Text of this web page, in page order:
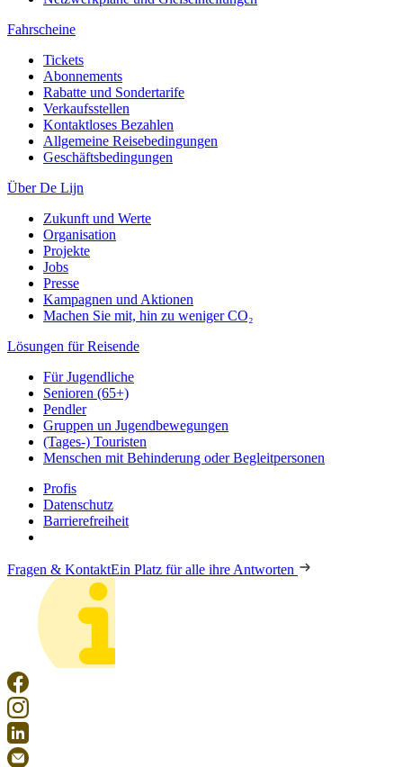
Fahrscheine
Tickets
Abonnements
Rabatte und Sondertarife
Verkaufsstellen
Kontaktloses Bezahlen
Allgemeine Reisebedingungen
Geschäftsbedingungen
Über De Lijn
Zukunft und Werte
Organisation
Projekte
Jobs
Presse
Kampagnen und Aktionen
Machen Sie mit, hin zu weniger CO₂
Lösungen für Reisende
Für Jugendliche
Senioren (65+)
Pendler
Gruppen un Jugendbewegungen
(Tages-) Touristen
Menschen mit Behinderung oder Begleitpersonen
Profis
Datenschutz
Barrierefreiheit
Fragen & KontaktEin Platz für alle ihre Antworten